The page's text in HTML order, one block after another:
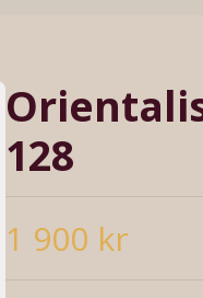
128
1 900 kr